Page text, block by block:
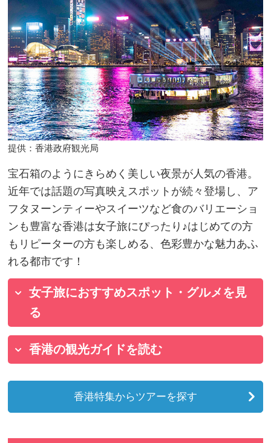
提供：香港政府観光局
宝石箱のようにきらめく美しい夜景が人気の香港。
近年では話題の写真映えスポットが続々登場し、ア
フタヌーンティーやスイーツなど食のバリエーショ
ンも豊富な香港は女子旅にぴったり♪はじめての方
もリピーターの方も楽しめる、色彩豊かな魅力あふ
れる都市です！
女子旅におすすめスポット・グルメを見
る
香港の観光ガイドを読む
香港特集からツアーを探す